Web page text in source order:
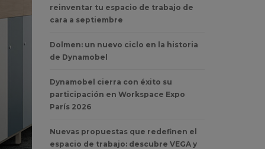
reinventar tu espacio de trabajo de
cara a septiembre
Dolmen: un nuevo ciclo en la historia
de Dynamobel
Dynamobel cierra con éxito su
participación en Workspace Expo
París 2026
Nuevas propuestas que redefinen el
espacio de trabajo: descubre VEGA y